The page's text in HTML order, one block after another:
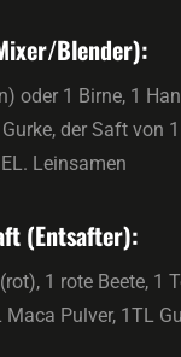
Blender):
oder 1 Birne, 1
der Saft von
Leinsamen
(Entsafter):
1 rote Beete, 1
Pulver, 1TL